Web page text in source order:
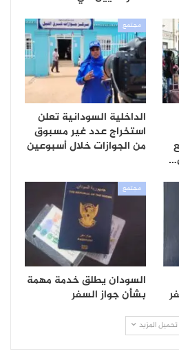
مجتمع
الداخلية السودانية تعلن
استخراج عدد غير مسبوق
من الجوازات خلال أسبوعين
مجتمع
السودان يطلق خدمة مهمة
بشأن جواز السفر
تحميل المزيد